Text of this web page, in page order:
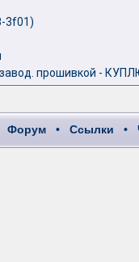
3f01)
завод. прошивкой -
Форум • Ссылки •